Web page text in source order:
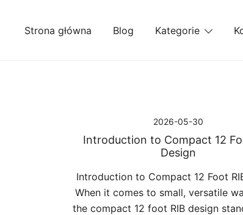
Strona główna Blog Kategorie
2026-05-30
Introduction to Compact 12
Design
Introduction to Compact 12 Foot
When it comes to small, versatile
the compact 12 foot RIB design